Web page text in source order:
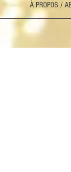
À PROPOS /